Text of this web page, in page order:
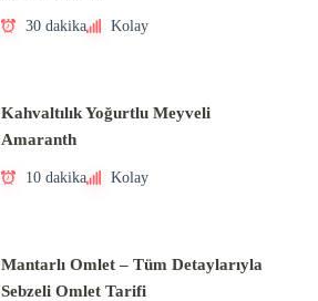
30 dakika Kolay
Kahvaltılık Yoğurtlu Meyveli
Amaranth
10 dakika Kolay
Mantarlı Omlet – Tüm Detaylarıyla
Sebzeli Omlet Tarifi